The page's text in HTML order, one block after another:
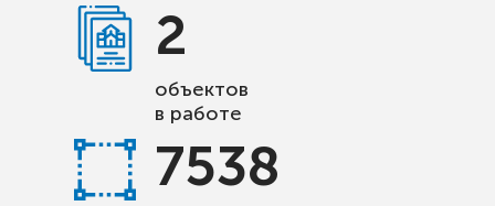
2
объектов
в работе
7538